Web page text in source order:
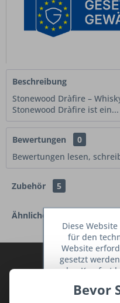
Beschreibung
Stonewood Dràfire –
Stonewood Dràfire ist ein...
Bewertungen
0
Bewertungen lesen,
Zubehör 5
Ähnliche Artikel
Abonnieren Sie
Sie keineBevor
Diese
für den
Website
gesetzt
den Komfort
dienen